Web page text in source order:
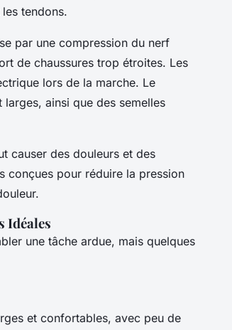
tendons.
par une compression du nerf
de chaussures trop étroites. Les
lors de la marche. Le
ainsi que des semelles
causer des douleurs et des
conçues pour réduire la pression
Idéales
une tâche ardue, mais quelques
et confortables, avec peu de